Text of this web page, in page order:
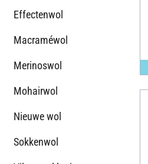
Effectenwol
Macraméwol
Merinoswol
Mohairwol
Nieuwe wol
Sokkenwol